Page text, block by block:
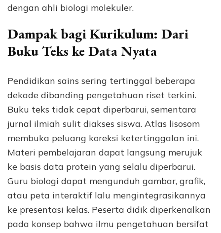
dengan ahli biologi molekuler.
Dampak bagi Kurikulum: Dari
Buku Teks ke Data Nyata
Pendidikan sains sering tertinggal beberapa
dekade dibanding pengetahuan riset terkini.
Buku teks tidak cepat diperbarui, sementara
jurnal ilmiah sulit diakses siswa. Atlas lisosom
membuka peluang koreksi ketertinggalan ini.
Materi pembelajaran dapat langsung merujuk
ke basis data protein yang selalu diperbarui.
Guru biologi dapat mengunduh gambar, grafik,
atau peta interaktif lalu mengintegrasikannya
ke presentasi kelas. Peserta didik diperkenalkan
pada konsep bahwa ilmu pengetahuan bersifat